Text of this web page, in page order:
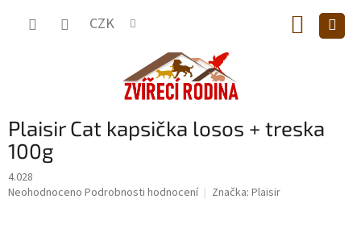
CZK
KOŠÍK
Plaisir Cat kapsička losos + treska
100g
4.028
Průměrné
Neohodnoceno Podrobnosti hodnocení Značka: Plaisir